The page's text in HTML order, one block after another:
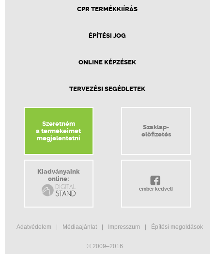
CPR TERMÉKKIÍRÁS
ÉPÍTÉSI JOG
ONLINE KÉPZÉSEK
TERVEZÉSI SEGÉDLETEK
Szeretném
a termékeimet
megjelentetni
Szaklap-
előfizetés
Kiadványaink
online:
ember kedveli
Adatvédelem Médiaajánlat Impresszum Építési megoldások
© 2009–2016